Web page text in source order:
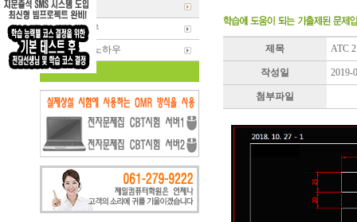
기출문제
학습노하우
전산회계 노하우
제목 ATC
작성일 2019-
첨부파일